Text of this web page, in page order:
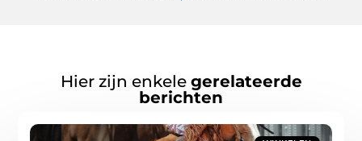
Hier zijn enkele gerelateerde
berichten